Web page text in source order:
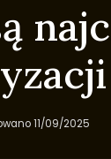
11/09/2025